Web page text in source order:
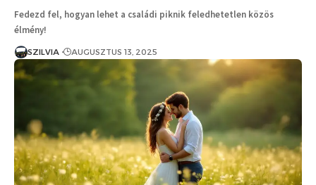
Fedezd fel, hogyan lehet a családi piknik feledhetetlen közös
élmény!
SZILVIA AUGUSZTUS 13, 2025